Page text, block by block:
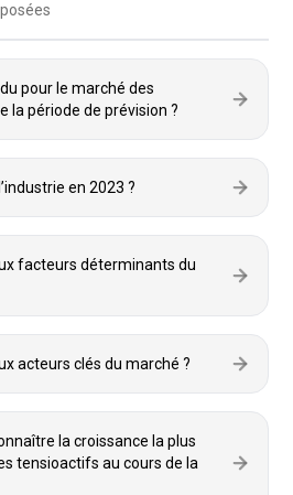
pour le marché des
la période de prévision ?
en 2023 ?
facteurs déterminants du
acteurs clés du marché ?
la croissance la plus
tensioactifs au cours de la